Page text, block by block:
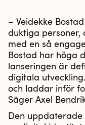
– Veidekke
duktiga personer,
med en så
Bostad har höga
lanseringen är
digitala
och laddar inför
Säger Axel
Den